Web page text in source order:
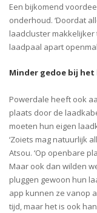
Een bijkomend
onderhoud. ‘Doordat
laadcluster
laadpaal apart
Minder gedoe bij het
Powerdale heeft ook
plaats door de
moeten hun eigen
‘Zoiets mag natuurlijk
Atsou. ‘Op openbare
Maar ook dan wilden
pluggen gewoon hun
app kunnen ze vanop
tijd, maar het is ook